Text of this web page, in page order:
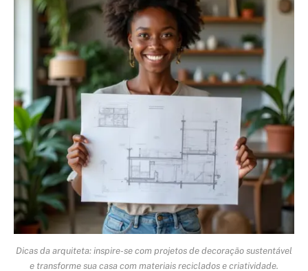
Dicas da arquiteta: inspire-se com projetos de decoração sustentável
e transforme sua casa com materiais reciclados e criatividade.